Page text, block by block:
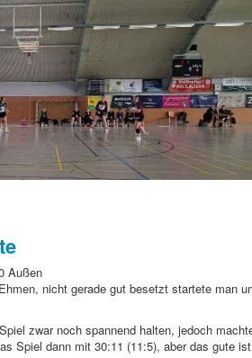
Außen
nicht gerade gut besetzt startete man
zwar noch spannend halten, jedoch
Spiel dann mit 30:11 (11:5), aber das gute